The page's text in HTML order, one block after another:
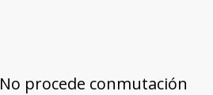
No procede conmutación